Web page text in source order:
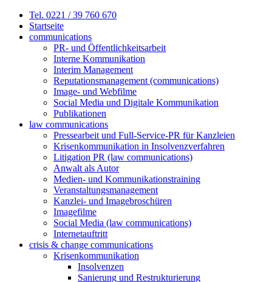
Zum
Inhalt
springen
Tel. 0221 / 39 760 670
Startseite
communications
PR- und Öffentlichkeitsarbeit
Interne Kommunikation
Interim Management
Reputationsmanagement (communications)
Image- und Webfilme
Social Media und Digitale Kommunikation
Publikationen
law communications
Pressearbeit und Full-Service-PR für Kanzleien
Krisenkommunikation in Insolvenzverfahren
Litigation PR (law communications)
Anwalt als Autor
Medien- und Kommunikationstraining
Veranstaltungsmanagement
Kanzlei- und Imagebroschüren
Imagefilme
Social Media (law communications)
Internetauftritt
crisis & change communications
Krisenkommunikation
Insolvenzen
Sanierung und Restrukturierung